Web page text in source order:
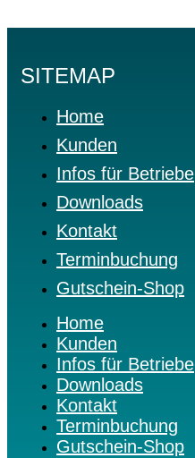
SITEMAP
Home
Kunden
Infos für Betriebe
Downloads
Kontakt
Terminbuchung
Gutschein-Shop
Home
Kunden
Infos für Betriebe
Downloads
Kontakt
Terminbuchung
Gutschein-Shop